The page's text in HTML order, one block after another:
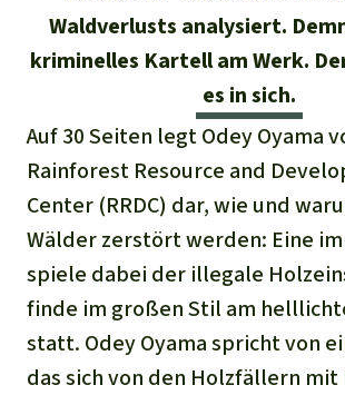
Biokraftstoff
Tropenholz
Aluminium
Gold
Fleisch und Soja
Landraub
02/2025
01/2025
Ältere
Häufige Fragen
Jahresberichte
Stiftung
Kontakt
Transparenz
Presse-Echo
Widget einbinden
Banner
Freianzeigen
English
Français
Italiano
Português
Indonesia
IBAN kopieren
Spenden für ein Thema
Tierschutz
Waldschutz
Schutz von Indigenen
Spenden für eine
Südostasien
Afrika
Lateinamerika
Waldverlusts analysiert.
kriminelles Kartell am Werk.
es in sich.
Auf 30 Seiten legt Odey Oyama
Rainforest Resource and
Center (RRDC) dar, wie und
Wälder zerstört werden: Eine
spiele dabei der illegale
finde im großen Stil am
statt. Odey Oyama spricht von
das sich von den Holzfällern mit